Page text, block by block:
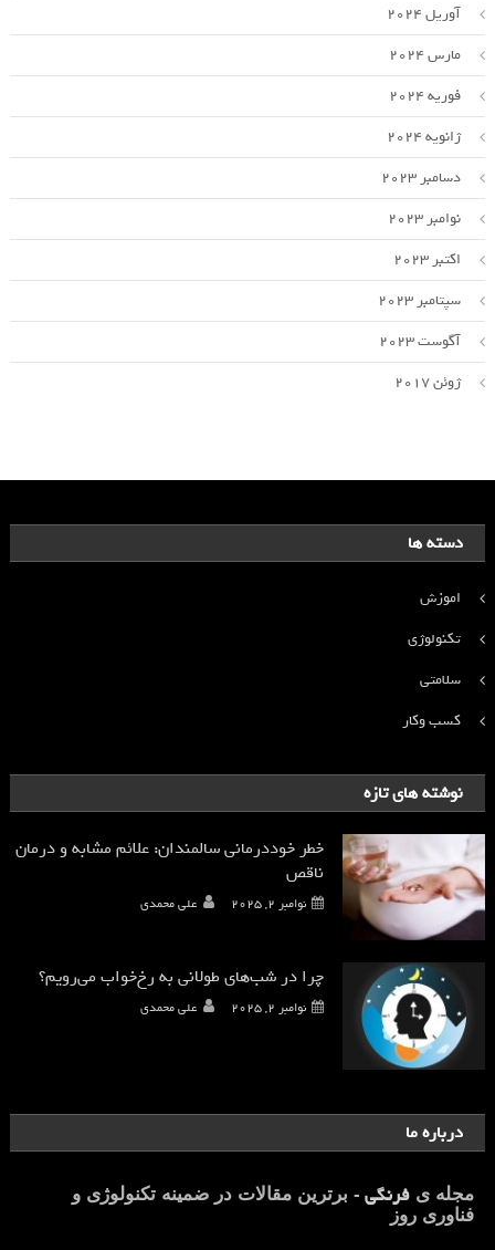
آوریل 2024
مارس 2024
فوریه 2024
ژانویه 2024
دسامبر 2023
نوامبر 2023
اکتبر 2023
سپتامبر 2023
آگوست 2023
ژوئن 2017
دسته ها
اموزش
تکنولوژی
سلامتی
کسب وکار
نوشته های تازه
خطر خوددرمانی سالمندان: علائم مشابه و درمان
ناقص
نوامبر 2, 2025 علی محمدی
چرا در شب‌های طولانی به رخ‌خواب می‌رویم؟
نوامبر 2, 2025 علی محمدی
درباره ما
مجله ی فرنگی - برترین مقالات در ضمینه تکنولوژی و
فناوری روز